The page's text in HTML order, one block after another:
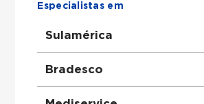
Especialistas em
Sulamérica
Clínico Geral atende Sulamérica
Urologista atende Sulamérica
Obstetra atende Sulamérica
Bradesco
Clínico Geral atende Bradesco